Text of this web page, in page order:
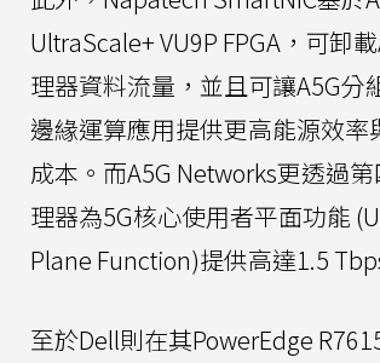
UltraScale+ VU9P FPGA，可卸載
理器資料流量，並且可讓A5G分
邊緣運算應用提供更高能源效率
成本。而A5G Networks更透過第
理器為5G核心使用者平面功能
Plane Function)提供高達1.5
至於Dell則在其PowerEdge